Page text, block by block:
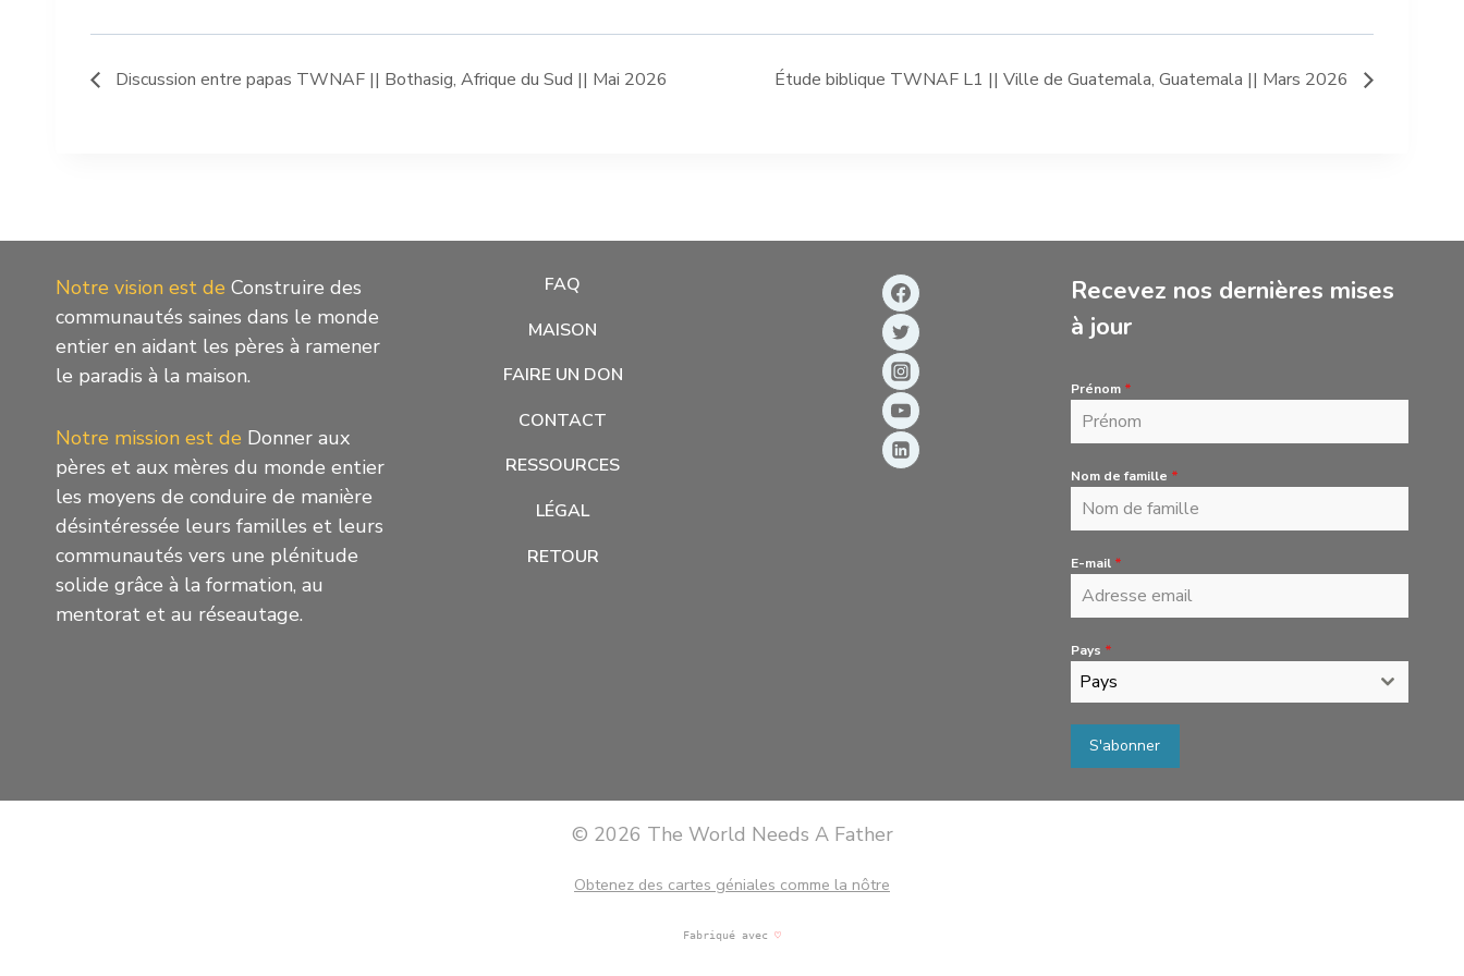
Discussion entre papas TWNAF || Bothasig, Afrique du Sud || Mai 2026 Étude biblique TWNAF L1 || Ville de Guatemala, Guatemala || Mars 2026
Notre vision est de Construire des
communautés saines dans le monde
entier en aidant les pères à ramener
le paradis à la maison.
Notre mission est de Donner aux
pères et aux mères du monde entier
les moyens de conduire de manière
désintéressée leurs familles et leurs
communautés vers une plénitude
solide grâce à la formation, au
mentorat et au réseautage.
FAQ
MAISON
FAIRE UN DON
CONTACT
RESSOURCES
LÉGAL
RETOUR
Recevez nos dernières mises
à jour
Prénom *
Nom de famille *
E-mail *
Pays *
Pays
S'abonner
© 2026 The World Needs A Father
Obtenez des cartes géniales comme la nôtre
Fabriqué avec ♡